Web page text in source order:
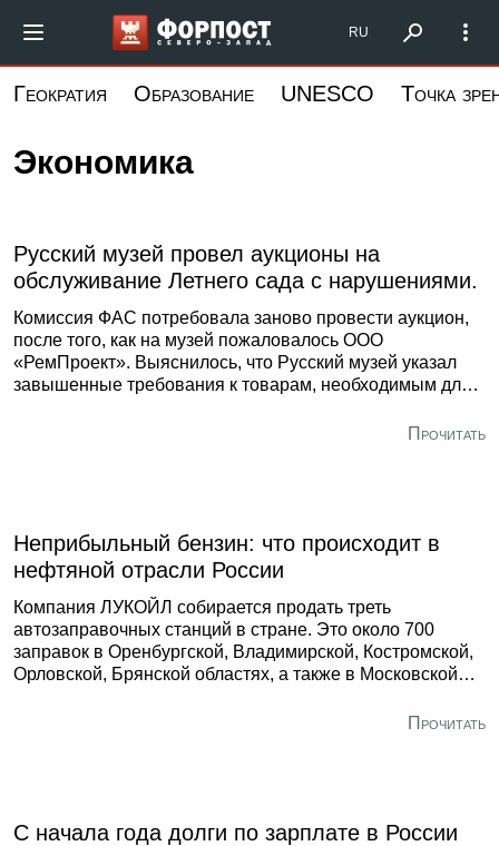
основному
Форпост Северо-Запад
RU
Геократия Образование UNESCO Точка
Экономика
Русский музей провел аукционы на
обслуживание Летнего сада с нарушениями.
Комиссия ФАС потребовала заново провести аукцион,
после того, как на музей пожаловалось ООО
«РемПроект». Выяснилось, что Русский музей указал
завышенные требования к товарам, необходимым для
регулятор постановил, что это описание ограничивает
возможности участников закупки.
Прочитать
Неприбыльный бензин: что происходит в
нефтяной отрасли России
Компания ЛУКОЙЛ собирается продать треть
автозаправочных станций в стране. Это около 700
заправок в Оренбургской, Владимирской, Костромской,
Орловской, Брянской областях, а также в Московской
ссылкой на источник в компании. Причиной такогоПрочитать
С начала года долги по зарплате в России